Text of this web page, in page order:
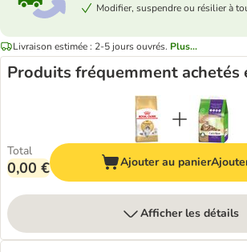
Modifier, suspendre ou résilier à
Livraison estimée : 2-5 jours ouvrés. Plus...
Produits fréquemment achetés
Total
0,00 € Ajouter au panier
Afficher les détails